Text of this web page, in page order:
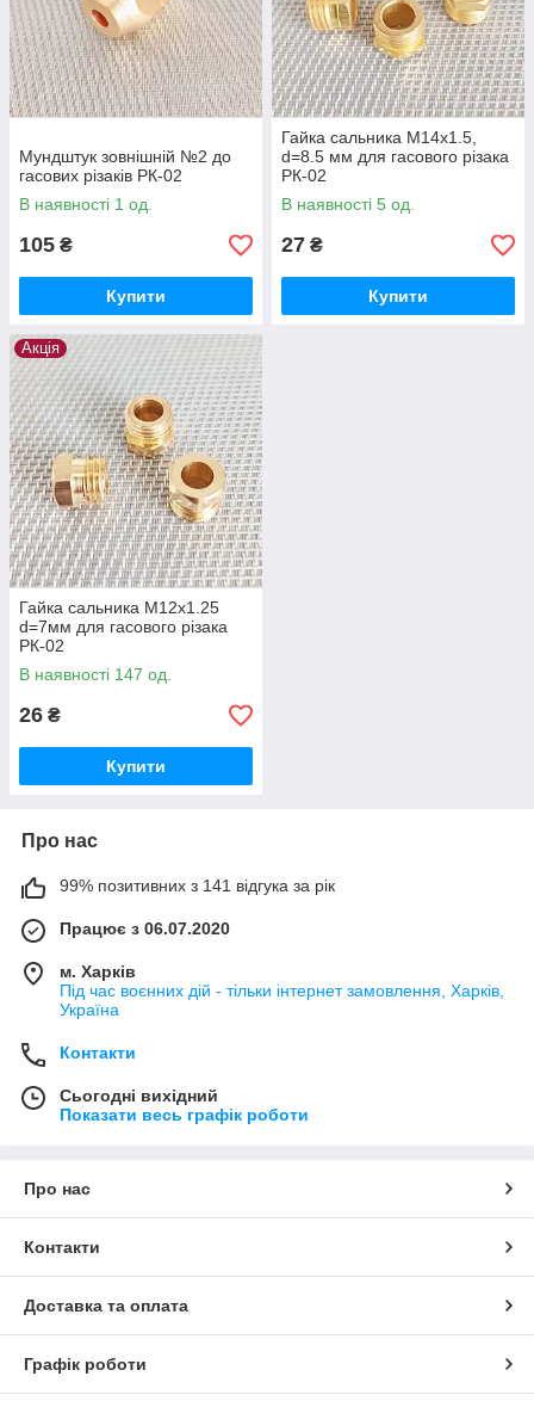
Мундштук зовнішній №2 до
гасових різаків РК-02
В наявності 1 од.
105 ₴
Купити
Гайка сальника М14х1.5,
d=8.5 мм для гасового різака
РК-02
В наявності 5 од.
27 ₴
Купити
Акція
Гайка сальника М12х1.25
d=7мм для гасового різака
РК-02
В наявності 147 од.
26 ₴
Купити
Про нас
99% позитивних з 141 відгука за рік
Працює з 06.07.2020
м. Харків
Під час воєнних дій - тільки інтернет замовлення, Харків,
Україна
Контакти
Сьогодні вихідний
Показати весь графік роботи
Про нас
Контакти
Доставка та оплата
Графік роботи